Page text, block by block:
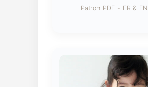
Patron PDF - FR & EN